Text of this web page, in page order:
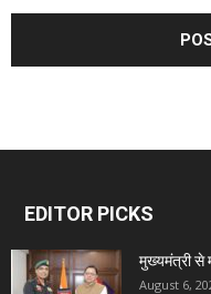
EDITOR PICKS
मुख्यमंत्री से
August 6,